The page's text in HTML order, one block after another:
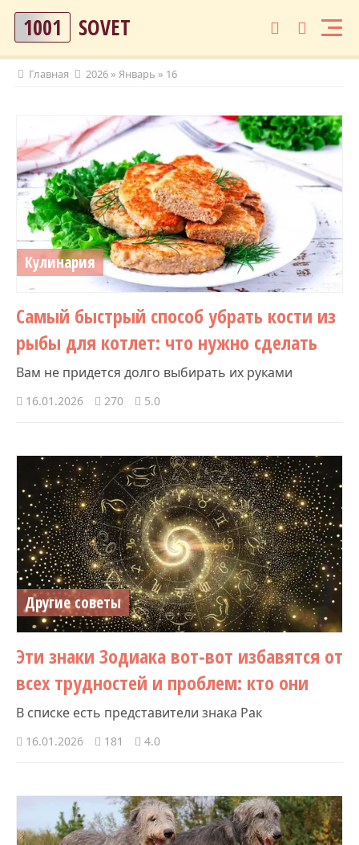
1001 SOVET
Главная 2026 » Январь » 16
Кулинария
Самый быстрый способ убрать кости из
рыбы для котлет: что нужно сделать
Вам не придется долго выбирать их руками
16.01.2026 270 5.0
Другие советы
Эти знаки Зодиака вот-вот избавятся от
всех трудностей и проблем: кто они
В списке есть представители знака Рак
16.01.2026 181 4.0